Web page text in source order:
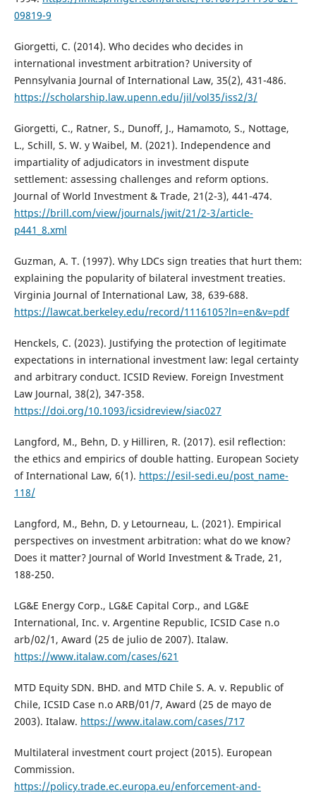
09819-9
Giorgetti, C. (2014). Who decides who decides in
international investment arbitration? University of
Pennsylvania Journal of International Law, 35(2), 431-486.
https://scholarship.law.upenn.edu/jil/vol35/iss2/3/
Giorgetti, C., Ratner, S., Dunoff, J., Hamamoto, S., Nottage,
L., Schill, S. W. y Waibel, M. (2021). Independence and
impartiality of adjudicators in investment dispute
settlement: assessing challenges and reform options.
Journal of World Investment & Trade, 21(2-3), 441-474.
https://brill.com/view/journals/jwit/21/2-3/article-
p441_8.xml
Guzman, A. T. (1997). Why LDCs sign treaties that hurt them:
explaining the popularity of bilateral investment treaties.
Virginia Journal of International Law, 38, 639-688.
https://lawcat.berkeley.edu/record/1116105?ln=en&v=pdf
Henckels, C. (2023). Justifying the protection of legitimate
expectations in international investment law: legal certainty
and arbitrary conduct. ICSID Review. Foreign Investment
Law Journal, 38(2), 347-358.
https://doi.org/10.1093/icsidreview/siac027
Langford, M., Behn, D. y Hilliren, R. (2017). esil reflection:
the ethics and empirics of double hatting. European Society
of International Law, 6(1). https://esil-sedi.eu/post_name-
118/
Langford, M., Behn, D. y Letourneau, L. (2021). Empirical
perspectives on investment arbitration: what do we know?
Does it matter? Journal of World Investment & Trade, 21,
188-250.
LG&E Energy Corp., LG&E Capital Corp., and LG&E
International, Inc. v. Argentine Republic, ICSID Case n.o
arb/02/1, Award (25 de julio de 2007). Italaw.
https://www.italaw.com/cases/621
MTD Equity SDN. BHD. and MTD Chile S. A. v. Republic of
Chile, ICSID Case n.o ARB/01/7, Award (25 de mayo de
2003). Italaw. https://www.italaw.com/cases/717
Multilateral investment court project (2015). European
Commission.
https://policy.trade.ec.europa.eu/enforcement-and-